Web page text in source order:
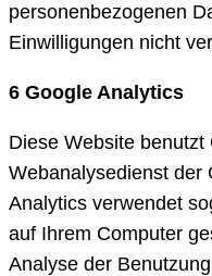
personenbezogenen
Einwilligungen nicht
6 Google Analytics
Diese Website
Webanalysedienst der
Analytics verwendet
auf Ihrem Computer
Analyse der